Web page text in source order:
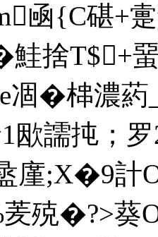
凾{C碪+
鮭捨
�梙濃
1欭譳扽；
廑;X�9
殑�?>葵